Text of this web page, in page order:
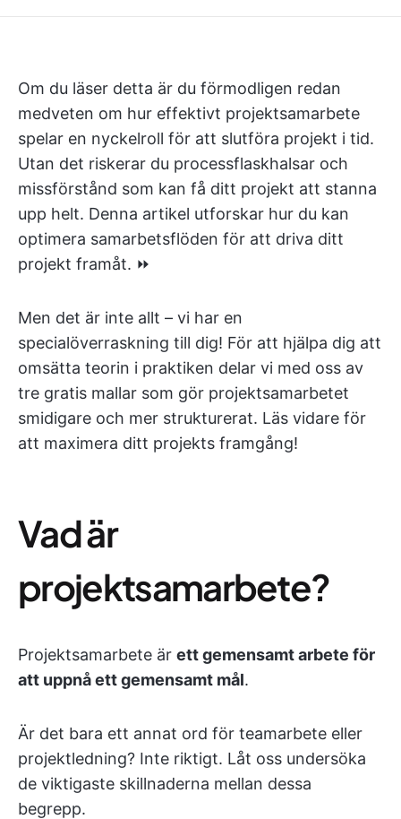
Om du läser detta är du förmodligen redan
medveten om hur effektivt projektsamarbete
spelar en nyckelroll för att slutföra projekt i tid.
Utan det riskerar du processflaskhalsar och
missförstånd som kan få ditt projekt att stanna
upp helt. Denna artikel utforskar hur du kan
optimera samarbetsflöden för att driva ditt
projekt framåt. ⏩
Men det är inte allt – vi har en
specialöverraskning till dig! För att hjälpa dig att
omsätta teorin i praktiken delar vi med oss av
tre gratis mallar som gör projektsamarbetet
smidigare och mer strukturerat. Läs vidare för
att maximera ditt projekts framgång!
Vad är
projektsamarbete?
Projektsamarbete är ett gemensamt arbete för
att uppnå ett gemensamt mål.
Är det bara ett annat ord för teamarbete eller
projektledning? Inte riktigt. Låt oss undersöka
de viktigaste skillnaderna mellan dessa
begrepp.